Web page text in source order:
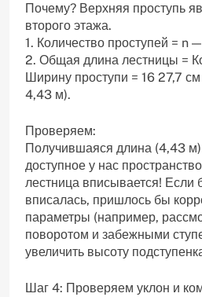
Почему? Верхняя проступь
второго этажа.
1. Количество проступей = n
2. Общая длина лестницы =
Ширину проступи = 16 27,7
4,43 м).
Проверяем:
Получившаяся длина (4,43
доступное у нас
лестница вписывается! Если
вписалась, пришлось бы
параметры (например,
поворотом и забежными
увеличить высоту
Шаг 4: Проверяем уклон и